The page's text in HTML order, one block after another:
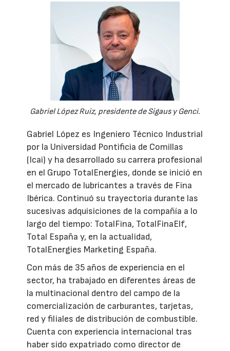
Gabriel López Ruiz, presidente de Sigaus y Genci.
Gabriel López es Ingeniero Técnico Industrial
por la Universidad Pontificia de Comillas
(Icai) y ha desarrollado su carrera profesional
en el Grupo TotalEnergies, donde se inició en
el mercado de lubricantes a través de Fina
Ibérica. Continuó su trayectoria durante las
sucesivas adquisiciones de la compañía a lo
largo del tiempo: TotalFina, TotalFinaElf,
Total España y, en la actualidad,
TotalEnergies Marketing España.
Con más de 35 años de experiencia en el
sector, ha trabajado en diferentes áreas de
la multinacional dentro del campo de la
comercialización de carburantes, tarjetas,
red y filiales de distribución de combustible.
Cuenta con experiencia internacional tras
haber sido expatriado como director de